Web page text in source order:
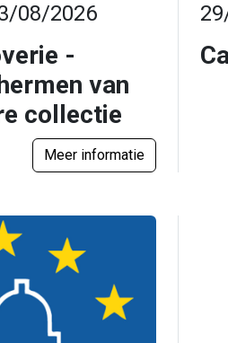
08/2026
-
van
collectie
Meer informatie